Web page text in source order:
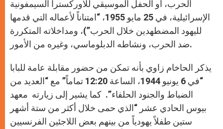
الحرب، أو الحفل الموسيقي للأوركسترا السيمفونية
الإسرائيلية، في 25 مايو 1955، “امتناناً لأعماله التي قدمها
لليهود المضطهدين خلال الحرب”)، ومداخلاته المتكررة
ضد الحرب، ونشاطه الدبلوماسي، وغيره من الأمور.
يذكر الحاخام زاوي بأنه تمكن من حضور مقابلة عامة للبابا
“في 6 يونيو 1944، الساعة 12:20 تماماً” مع “العديد من
الضباط والجنود الحلفاء”. كما يشير إلى زيارته معهد
بيوس الحادي عشر “الذي حمى خلال أكثر من ستة أشهر
ستين طفلاً يهودياً من بينهم بعض اللاجئين الفرنسيين